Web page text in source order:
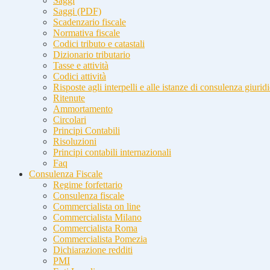
Saggi (PDF)
Scadenzario fiscale
Normativa fiscale
Codici tributo e catastali
Dizionario tributario
Tasse e attività
Codici attività
Risposte agli interpelli e alle istanze di consulenza
Ritenute
Ammortamento
Circolari
Principi Contabili
Risoluzioni
Principi contabili internazionali
Faq
Consulenza Fiscale
Regime forfettario
Consulenza fiscale
Commercialista on line
Commercialista Milano
Commercialista Roma
Commercialista Pomezia
Dichiarazione redditi
PMI